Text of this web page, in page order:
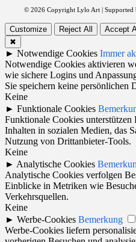
© 2026 Copyright Lylo Art | Supported
Customize Reject All
Accept
✖
► Notwendige Cookies Immer
Notwendige Cookies aktivieren
wie sichere Logins und
Sie speichern keine persönlichen
Keine
► Funktionale Cookies
Funktionale Cookies
Inhalten in sozialen Medien, das
Nutzung von Drittanbieter-Tools.
Keine
► Analytische Cookies
Analytische Cookies verfolgen
Einblicke in Metriken wie
Verkehrsquellen.
Keine
► Werbe-Cookies Bemerkung
Werbe-Cookies liefern